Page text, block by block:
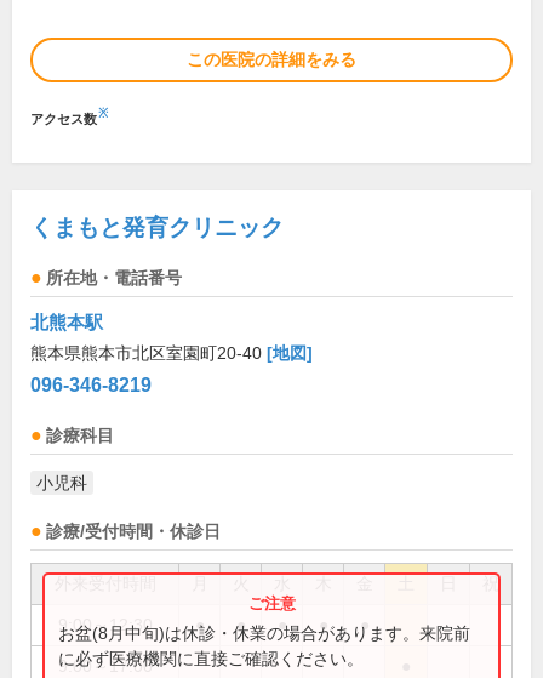
この医院の詳細をみる
アクセス数※
くまもと発育クリニック
所在地・電話番号
北熊本駅
熊本県熊本市北区室園町20-40 [地図]
096-346-8219
診療科目
小児科
診療/受付時間・休診日
祝
9:00～12:30 ● ● ● ● ●
9:00～17:00
お盆(8月中旬)は休診・休業の場合があります。来院前
に必ず医療機関に直接ご確認ください。